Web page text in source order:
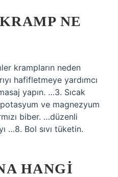
NE
krampların neden
hafifletmeye yardımcı
yapın. …3. Sıcak
ve magnezyum
biber. …düzenli
…8. Bol sıvı tüketin.
HANGI